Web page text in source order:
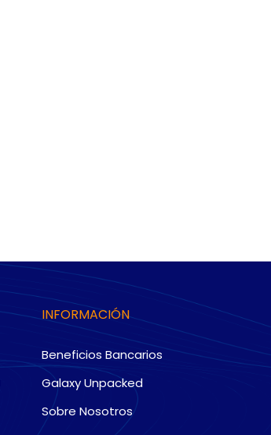
INFORMACIÓN
Beneficios Bancarios
Galaxy Unpacked
Sobre Nosotros